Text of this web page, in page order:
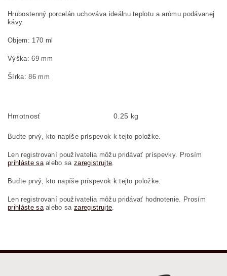
Hrubostenný porcelán uchováva ideálnu teplotu a arómu podávanej
kávy.
Objem: 170 ml
Výška: 69 mm
Šírka: 86 mm
Hmotnosť 0.25 kg
Buďte prvý, kto napíše príspevok k tejto položke.
Len registrovaní používatelia môžu pridávať príspevky. Prosím
prihláste saalebo sazaregistrujte.
Buďte prvý, kto napíše príspevok k tejto položke.
Len registrovaní používatelia môžu pridávať hodnotenie. Prosím
prihláste saalebo sazaregistrujte.